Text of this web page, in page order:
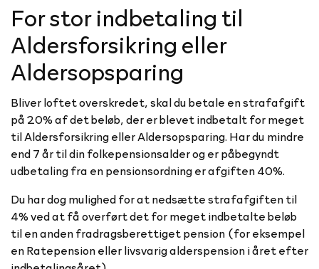
For stor indbetaling til
Aldersforsikring eller
Aldersopsparing
Bliver loftet overskredet, skal du betale en strafafgift
på 20% af det beløb, der er blevet indbetalt for meget
til Aldersforsikring eller Aldersopsparing. Har du mindre
end 7 år til din folkepensionsalder og er påbegyndt
udbetaling fra en pensionsordning er afgiften 40%.
Du har dog mulighed for at nedsætte strafafgiften til
4% ved at få overført det for meget indbetalte beløb
til en anden fradragsberettiget pension (for eksempel
en Ratepension eller livsvarig alderspension i året efter